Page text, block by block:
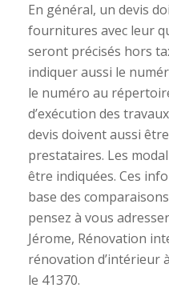
En général, un devis
fournitures avec leur
seront précisés hors
indiquer aussi le
le numéro au
d’exécution des
devis doivent aussi
prestataires. Les
être indiquées. Ces
base des
pensez à vous
Jérome, Rénovation
rénovation d’intérieur
le 41370.